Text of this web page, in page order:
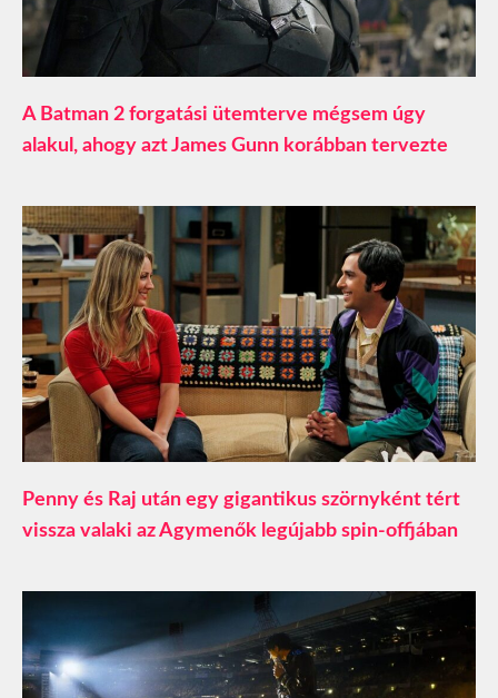
A Batman 2 forgatási ütemterve mégsem úgy
alakul, ahogy azt James Gunn korábban tervezte
Penny és Raj után egy gigantikus szörnyként tért
vissza valaki az Agymenők legújabb spin-offjában